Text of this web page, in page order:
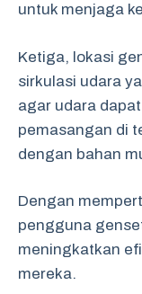
untuk menjaga
Ketiga, lokasi
sirkulasi udara
agar udara
pemasangan di
dengan bahan
Dengan
pengguna
meningkatkan
mereka.